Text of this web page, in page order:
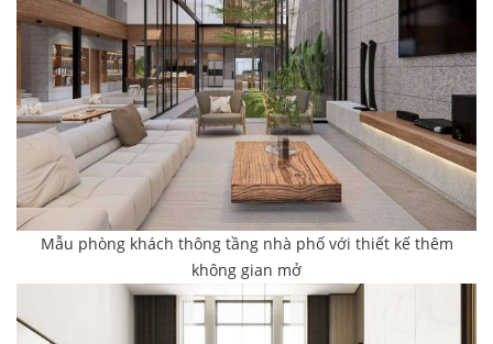
Mẫu phòng khách thông tầng nhà phố với thiết kế thêm
không gian mở